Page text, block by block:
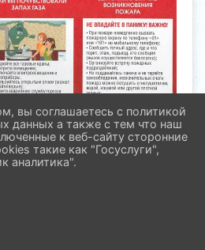
случаях одни и те же:
с огнем.
вы соглашаетесь с политикой
данных а также с тем что наш
к веб-сайту сторонние
такие как "Госуслуги",
аналитика".